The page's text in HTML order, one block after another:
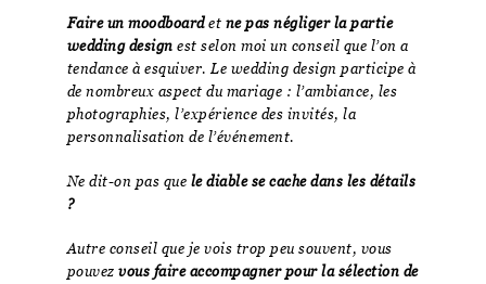
Faire un moodboardet ne pas négliger la partie
wedding design est selon moi un conseil que l’on a
tendance à esquiver. Le wedding design participe à
de nombreux aspect du mariage : l’ambiance, les
photographies, l’expérience des invités, la
personnalisation de l’événement.
Ne dit-on pas que le diable se cache dans les détails
?
Autre conseil que je vois trop peu souvent, vous
pouvez vous faire accompagner pour la sélection de